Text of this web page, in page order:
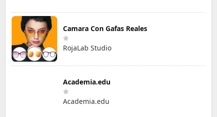
Camara Con Gafas Reales
RojaLab Studio
Academia.edu
Academia.edu